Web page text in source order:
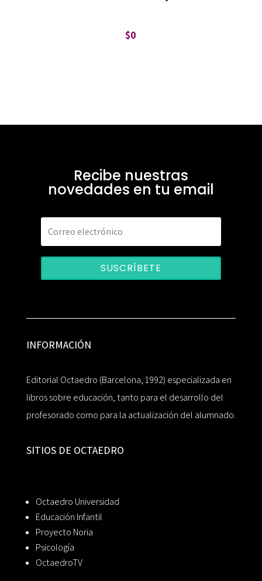
$0
Recibe nuestras
novedades en tu email
SUSCRÍBETE
INFORMACIÓN
Editorial Octaedro (Barcelona, 1992) especializada en
libros sobre educación, tanto para el desarrollo del
profesorado como para la actualización del alumnado.
SITIOS DE OCTAEDRO
Octaedro Universidad
Educación Infantil
Proyecto Noria
Psicología
OctaedroTV